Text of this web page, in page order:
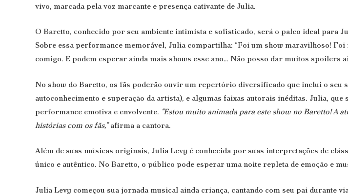
vivo, marcada pela voz marcante e presença cativante de Julia.
O Baretto, conhecido por seu ambiente intimista e sofisticado, será o palco ideal para
Sobre essa performance memorável, Julia compartilha: “Foi um show maravilhoso!
comigo. E podem esperar ainda mais shows esse ano… Não posso dar muitos spoilers
No show do Baretto, os fãs poderão ouvir um repertório diversificado que inclui o seu
autoconhecimento e superação da artista), e algumas faixas autorais inéditas. Julia,
performance emotiva e envolvente. “Estou muito animada para este show no Baretto!
histórias com os fãs,”afirma a cantora.
Além de suas músicas originais, Julia Levy é conhecida por suas interpretações de
único e autêntico. No Baretto, o público pode esperar uma noite repleta de emoção e
Julia Levy começou sua jornada musical ainda criança, cantando com seu pai durante